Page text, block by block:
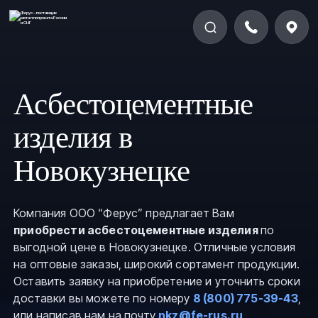
Асбестоцементные
изделия в
Новокузнецке
Компания ООО “Ферус” предлагает Вам
приобрести асбестоцементные изделияпо
выгодной цене в Новокузнецке. Отличные условия
на оптовые заказы, широкий сортамент продукции.
Оставить заявку на приобретение и уточнить сроки
доставки вы можете по номеру 8 (800) 775-39-43,